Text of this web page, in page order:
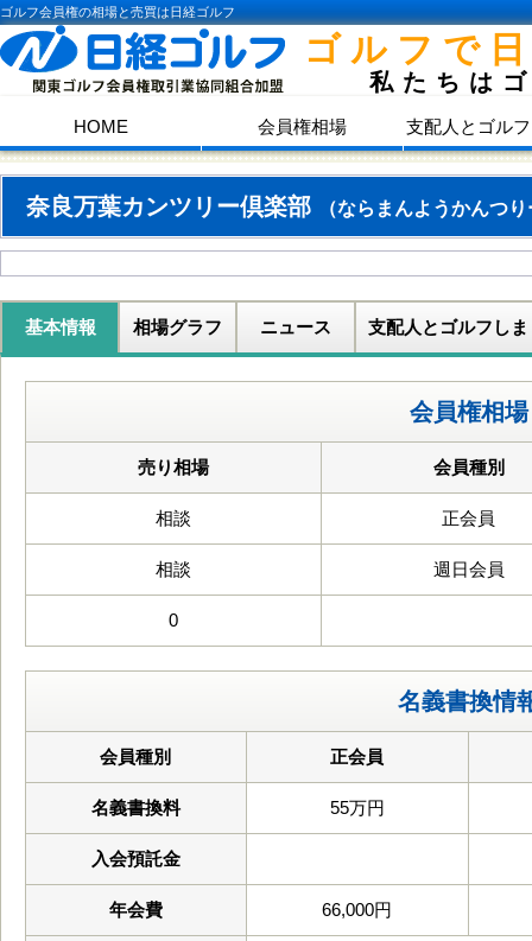
ゴルフ会員権の相場と売買は日経ゴルフ
ゴルフで
私たちは
HOME 会員権相場 支配人とゴル
奈良万葉カンツリー倶楽部 （ならまんようかんつ
基本情報 相場グラフ ニュース 支配人とゴルフしま
会員権相場
売り相場 会員種別
相談 正会員
相談 週日会員
0
名義書換情
会員種別 正会員
名義書換料 55万円
入会預託金
年会費 66,000円